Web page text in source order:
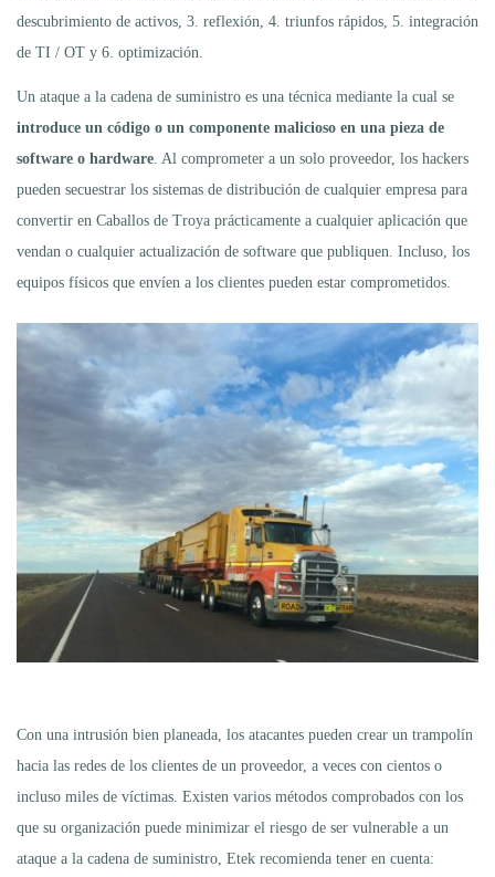
descubrimiento de activos, 3. reflexión, 4. triunfos rápidos, 5. integración
de TI / OT y 6. optimización.
Un ataque a la cadena de suministro es una técnica mediante la cual se
introduce un código o un componente malicioso en una pieza de
software o hardware . Al comprometer a un solo proveedor, los hackers
pueden secuestrar los sistemas de distribución de cualquier empresa para
convertir en Caballos de Troya prácticamente a cualquier aplicación que
vendan o cualquier actualización de software que publiquen. Incluso, los
equipos físicos que envíen a los clientes pueden estar comprometidos.
Con una intrusión bien planeada, los atacantes pueden crear un trampolín
hacia las redes de los clientes de un proveedor, a veces con cientos o
incluso miles de víctimas. Existen varios métodos comprobados con los
que su organización puede minimizar el riesgo de ser vulnerable a un
ataque a la cadena de suministro, Etek recomienda tener en cuenta: